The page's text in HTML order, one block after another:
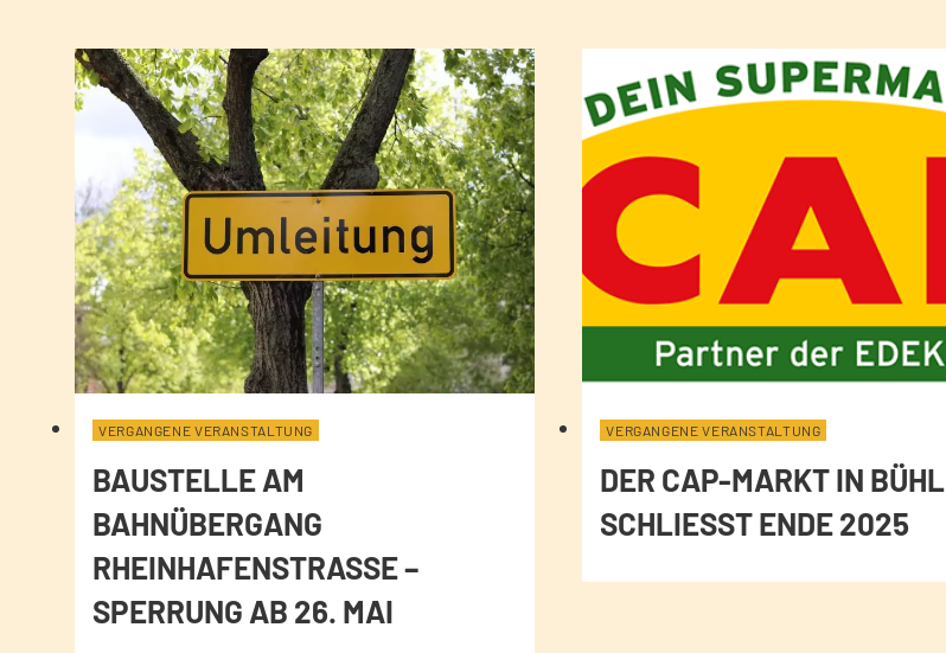
VERGANGENE VERANSTALTUNG
BAUSTELLE AM
BAHNÜBERGANG
RHEINHAFENSTRASSE – S
PERRUNG AB 26. MAI
VERGANGENE VERANSTALTUNG
DER CAP-MARKT IN BÜHL
SCHLIESST ENDE 2025